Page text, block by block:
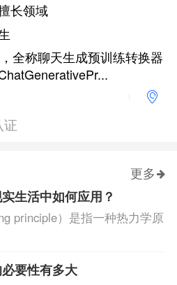
长领域
全称聊天生成预训练转换器
证
更多
生活中如何应用？
principle）是指一种热力学原
要性有多大